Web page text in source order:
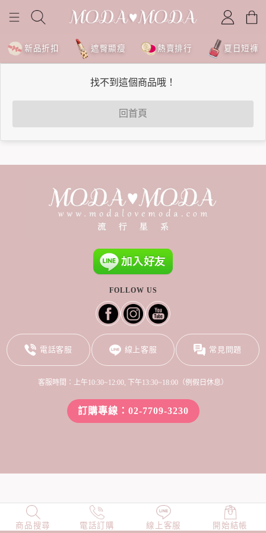
新品折扣 遮臀顯瘦 熱賣排行 夏日短褲
找不到這個商品哦！
回首頁
商品搜尋 電話訂購 線上客服 開始結帳
NEW 店長精選 TOP100 小編穿搭
FOLLOW US
電話客服 線上客服 常見問題
客服時間：上午10:30~12:00, 下午13:30~18:00（例假日休息）
訂購專線：02-7709-3230